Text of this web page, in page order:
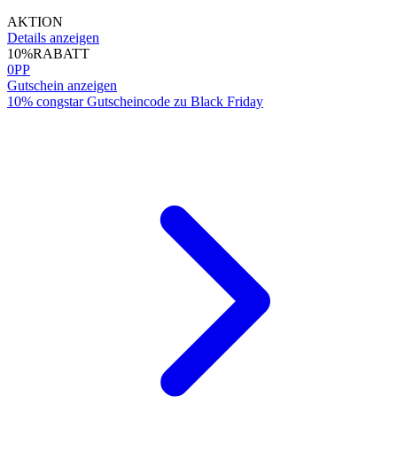
AKTION
Details anzeigen
10%RABATT
0PP
Gutschein anzeigen
10% congstar Gutscheincode zu Black Friday